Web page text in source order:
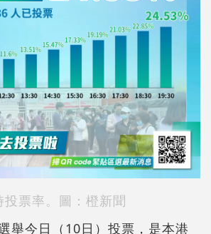
投票率。圖：橙新聞
舉今日（10日）投票，是本港